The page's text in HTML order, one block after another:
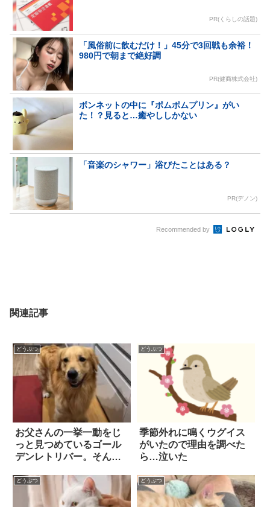
PR(くらしの話題)
「風俗前に飲むだけ！」45分で3回戦も余裕！
980円で朝まで絶好調
PR(健商株式会社)
ボンネットの中に『ポムポムプリン』がい
た！？見ると…癒やししかない
「音楽のシャワー」浴びたことはある？
PR(デノン)
Recommended by
関連記事
どうぶつ
お父さんの一挙一動をじ
っと見つめているゴール
デンレトリバー。そんな
すると…こうなっちゃ
どうぶつ
季節外れに鳴くウグイス
がいたので理由を調べた
ら…泣いた
どうぶつ どうぶつ